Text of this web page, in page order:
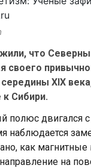
что
своего
XIX
Сибири.
полюс двигался
наблюдается
как
на